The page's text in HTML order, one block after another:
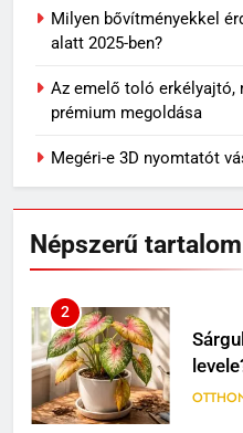
Milyen bővítményekkel
alatt 2025-ben?
Az emelő toló
prémium megoldása
Megéri-e 3D nyomtatót
Népszerű tartalom
1
2
OTTHON
3
Így